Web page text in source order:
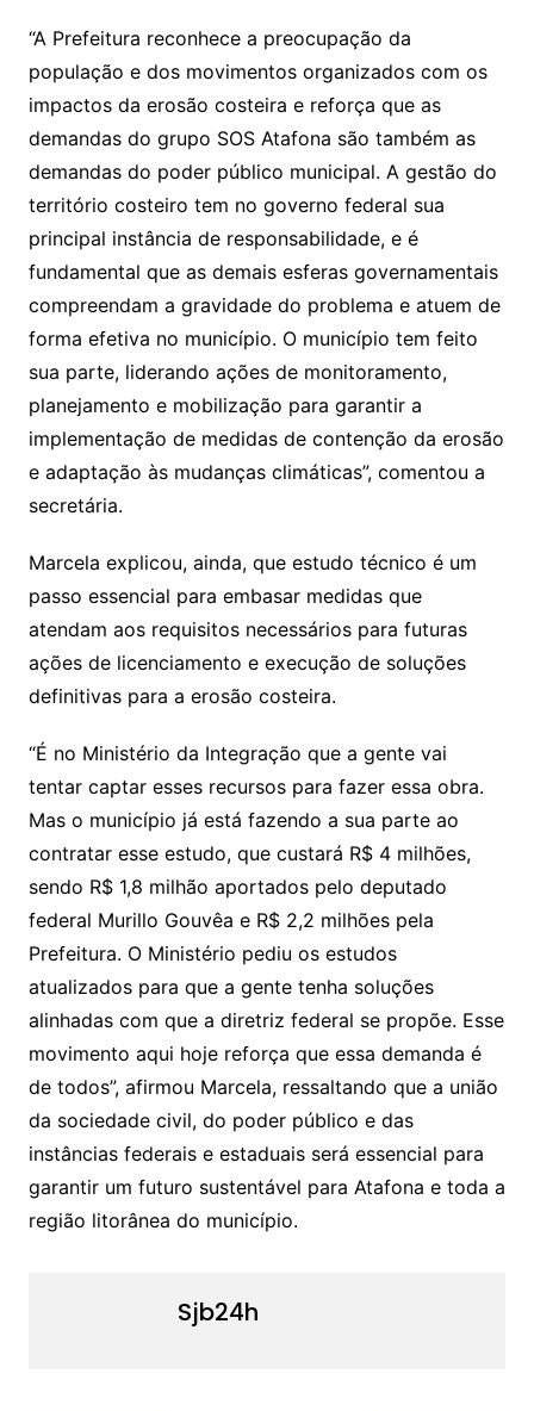
“A Prefeitura reconhece a preocupação da
população e dos movimentos organizados com os
impactos da erosão costeira e reforça que as
demandas do grupo SOS Atafona são também as
demandas do poder público municipal. A gestão do
território costeiro tem no governo federal sua
principal instância de responsabilidade, e é
fundamental que as demais esferas governamentais
compreendam a gravidade do problema e atuem de
forma efetiva no município. O município tem feito
sua parte, liderando ações de monitoramento,
planejamento e mobilização para garantir a
implementação de medidas de contenção da erosão
e adaptação às mudanças climáticas”, comentou a
secretária.
Marcela explicou, ainda, que estudo técnico é um
passo essencial para embasar medidas que
atendam aos requisitos necessários para futuras
ações de licenciamento e execução de soluções
definitivas para a erosão costeira.
“É no Ministério da Integração que a gente vai
tentar captar esses recursos para fazer essa obra.
Mas o município já está fazendo a sua parte ao
contratar esse estudo, que custará R$ 4 milhões,
sendo R$ 1,8 milhão aportados pelo deputado
federal Murillo Gouvêa e R$ 2,2 milhões pela
Prefeitura. O Ministério pediu os estudos
atualizados para que a gente tenha soluções
alinhadas com que a diretriz federal se propõe. Esse
movimento aqui hoje reforça que essa demanda é
de todos”, afirmou Marcela, ressaltando que a união
da sociedade civil, do poder público e das
instâncias federais e estaduais será essencial para
garantir um futuro sustentável para Atafona e toda a
região litorânea do município.
Sjb24h